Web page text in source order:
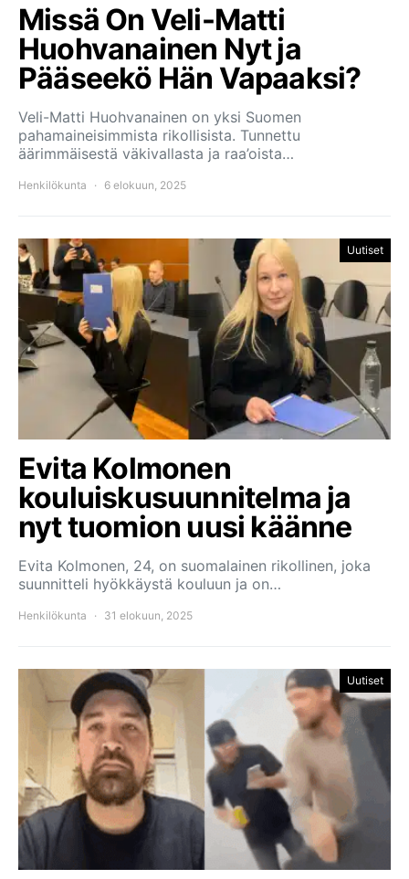
Missä On Veli-Matti
Huohvanainen Nyt ja
Pääseekö Hän Vapaaksi?
Veli-Matti Huohvanainen on yksi Suomen
pahamaineisimmista rikollisista. Tunnettu
äärimmäisestä väkivallasta ja raa’oista…
Henkilökunta 6 elokuun, 2025
Uutiset
Evita Kolmonen
kouluiskusuunnitelma ja
nyt tuomion uusi käänne
Evita Kolmonen, 24, on suomalainen rikollinen, joka
suunnitteli hyökkäystä kouluun ja on…
Henkilökunta 31 elokuun, 2025
Uutiset